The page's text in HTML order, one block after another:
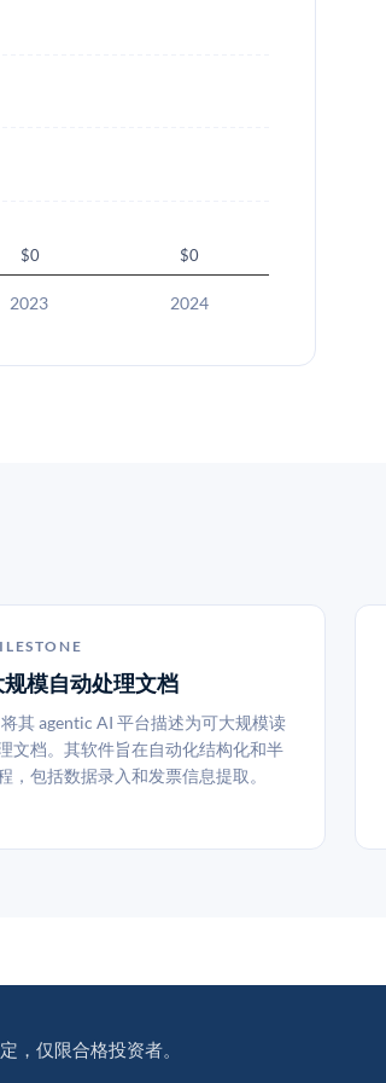
$0 $0
2023 2024
模自动处理文档
其 agentic AI 平台描述为可大规模读
文档。其软件旨在自动化结构化和半
，包括数据录入和发票信息提取。
，仅限合格投资者。